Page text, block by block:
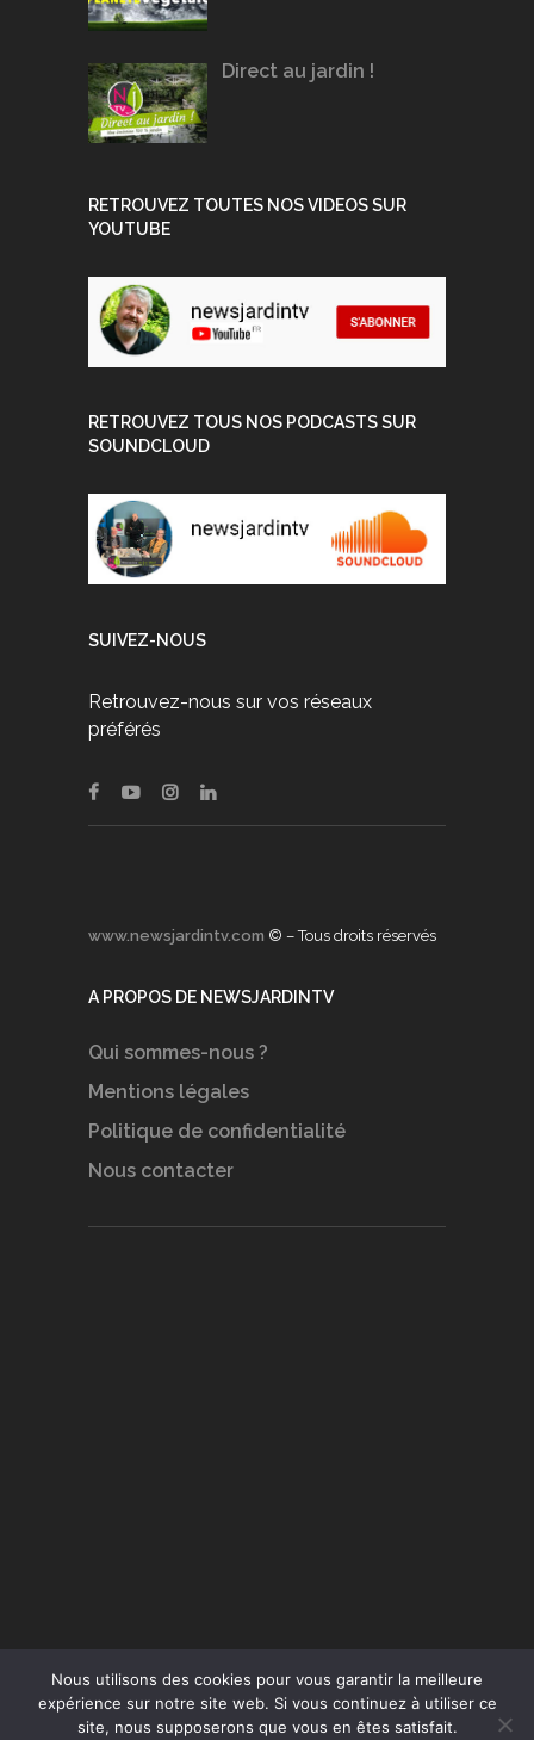
Direct au jardin !
RETROUVEZ TOUTES NOS VIDEOS SUR
YOUTUBE
RETROUVEZ TOUS NOS PODCASTS SUR
SOUNDCLOUD
SUIVEZ-NOUS
Retrouvez-nous sur vos réseaux
préférés
www.newsjardintv.com © – Tous droits réservés
A PROPOS DE NEWSJARDINTV
Qui sommes-nous ?
Mentions légales
Politique de confidentialité
Nous contacter
Nous utilisons des cookies pour vous garantir la meilleure
expérience sur notre site web. Si vous continuez à utiliser ce
site, nous supposerons que vous en êtes satisfait.